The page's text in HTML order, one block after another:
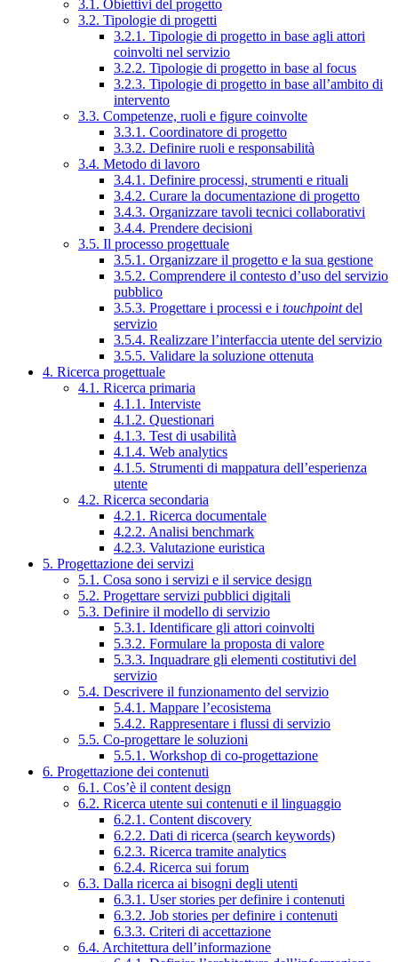
3.1. Obiettivi del progetto
3.2. Tipologie di progetti
3.2.1. Tipologie di progetto in base agli attori
coinvolti nel servizio
3.2.2. Tipologie di progetto in base al focus
3.2.3. Tipologie di progetto in base all’ambito di
intervento
3.3. Competenze, ruoli e figure coinvolte
3.3.1. Coordinatore di progetto
3.3.2. Definire ruoli e responsabilità
3.4. Metodo di lavoro
3.4.1. Definire processi, strumenti e rituali
3.4.2. Curare la documentazione di progetto
3.4.3. Organizzare tavoli tecnici collaborativi
3.4.4. Prendere decisioni
3.5. Il processo progettuale
3.5.1. Organizzare il progetto e la sua gestione
3.5.2. Comprendere il contesto d’uso del servizio
pubblico
3.5.3. Progettare i processi e i touchpointdel
servizio
3.5.4. Realizzare l’interfaccia utente del servizio
3.5.5. Validare la soluzione ottenuta
4. Ricerca progettuale
4.1. Ricerca primaria
4.1.1. Interviste
4.1.2. Questionari
4.1.3. Test di usabilità
4.1.4. Web analytics
4.1.5. Strumenti di mappatura dell’esperienza
utente
4.2. Ricerca secondaria
4.2.1. Ricerca documentale
4.2.2. Analisi benchmark
4.2.3. Valutazione euristica
5. Progettazione dei servizi
5.1. Cosa sono i servizi e il service design
5.2. Progettare servizi pubblici digitali
5.3. Definire il modello di servizio
5.3.1. Identificare gli attori coinvolti
5.3.2. Formulare la proposta di valore
5.3.3. Inquadrare gli elementi costitutivi del
servizio
5.4. Descrivere il funzionamento del servizio
5.4.1. Mappare l’ecosistema
5.4.2. Rappresentare i flussi di servizio
5.5. Co-progettare le soluzioni
5.5.1. Workshop di co-progettazione
6. Progettazione dei contenuti
6.1. Cos’è il content design
6.2. Ricerca utente sui contenuti e il linguaggio
6.2.1. Content discovery
6.2.2. Dati di ricerca (search keywords)
6.2.3. Ricerca tramite analytics
6.2.4. Ricerca sui forum
6.3. Dalla ricerca ai bisogni degli utenti
6.3.1. User stories per definire i contenuti
6.3.2. Job stories per definire i contenuti
6.3.3. Criteri di accettazione
6.4. Architettura dell’informazione